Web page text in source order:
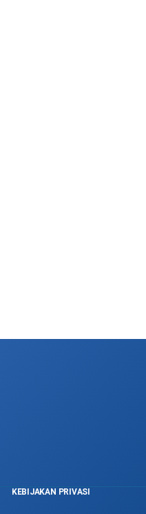
KEBIJAKAN PRIVASI